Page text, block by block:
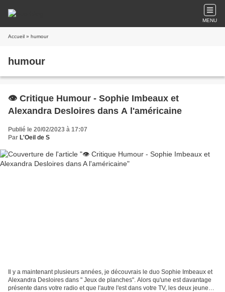
MENU
Accueil » humour
humour
👁️ Critique Humour - Sophie Imbeaux et
Alexandra Desloires dans A l'américaine
Publié le 20/02/2023 à 17:07
Par L'Oeil de S
Il y a maintenant plusieurs années, je découvrais le duo Sophie Imbeaux et
Alexandra Desloires dans " Jeux de planches". Alors qu'une est davantage
présente dans votre radio et que l'autre l'est dans votre TV, les deux jeunes